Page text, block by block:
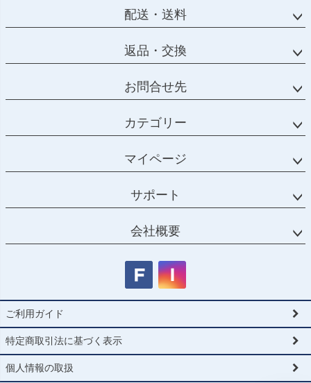
配送・送料
返品・交換
お問合せ先
カテゴリー
マイページ
サポート
会社概要
ご利用ガイド
特定商取引法に基づく表示
個人情報の取扱